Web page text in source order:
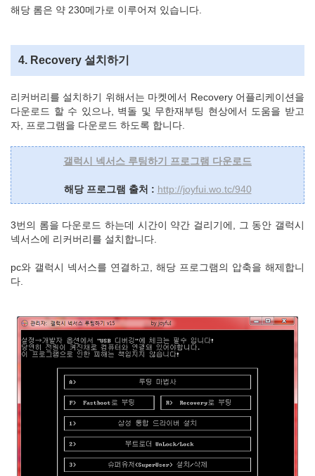
해당 롬은 약 230메가로 이루어져 있습니다.
4. Recovery 설치하기
리커버리를 설치하기 위해서는 마켓에서 Recovery 어플리케이션을
다운로드 할 수 있으나, 벽돌 및 무한재부팅 현상에서 도움을 받고
자, 프로그램을 다운로드 하도록 합니다.
갤럭시 넥서스 루팅하기 프로그램 다운로드
해당 프로그램 출처 : http://joyfui.wo.tc/940
3번의 롬을 다운로드 하는데 시간이 약간 걸리기에, 그 동안 갤럭시
넥서스에 리커버리를 설치합니다.
pc와 갤럭시 넥서스를 연결하고, 해당 프로그램의 압축을 해제합니
다.